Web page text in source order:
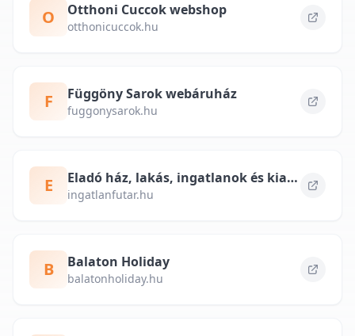
O Otthoni Cuccok webshop
otthonicuccok.hu
F Függöny Sarok webáruház
fuggonysarok.hu
E Eladó ház, lakás, ingatlanok és kiadó albérlet – ingatlanfutar.hu
ingatlanfutar.hu
B Balaton Holiday
balatonholiday.hu